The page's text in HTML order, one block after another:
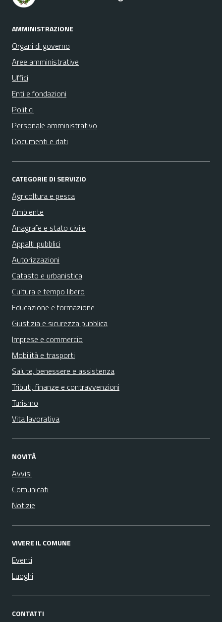
AMMINISTRAZIONE
Organi di governo
Aree amministrative
Uffici
Enti e fondazioni
Politici
Personale amministrativo
Documenti e dati
CATEGORIE DI SERVIZIO
Agricoltura e pesca
Ambiente
Anagrafe e stato civile
Appalti pubblici
Autorizzazioni
Catasto e urbanistica
Cultura e tempo libero
Educazione e formazione
Giustizia e sicurezza pubblica
Imprese e commercio
Mobilità e trasporti
Salute, benessere e assistenza
Tributi, finanze e contravvenzioni
Turismo
Vita lavorativa
NOVITÀ
Avvisi
Comunicati
Notizie
VIVERE IL COMUNE
Eventi
Luoghi
CONTATTI